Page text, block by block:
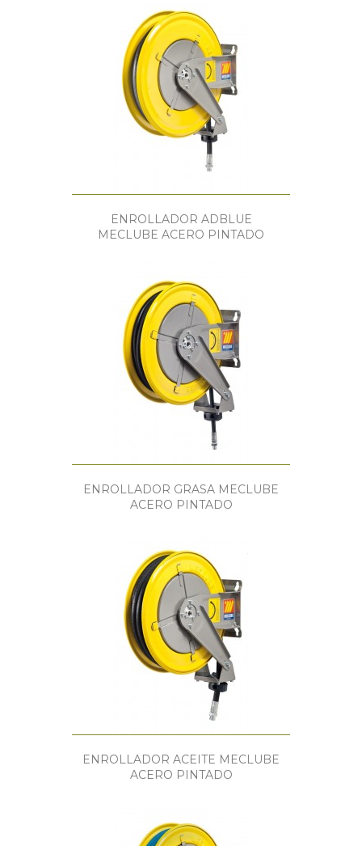
ENROLLADOR ADBLUE
MECLUBE ACERO PINTADO
ENROLLADOR GRASA MECLUBE
ACERO PINTADO
ENROLLADOR ACEITE MECLUBE
ACERO PINTADO